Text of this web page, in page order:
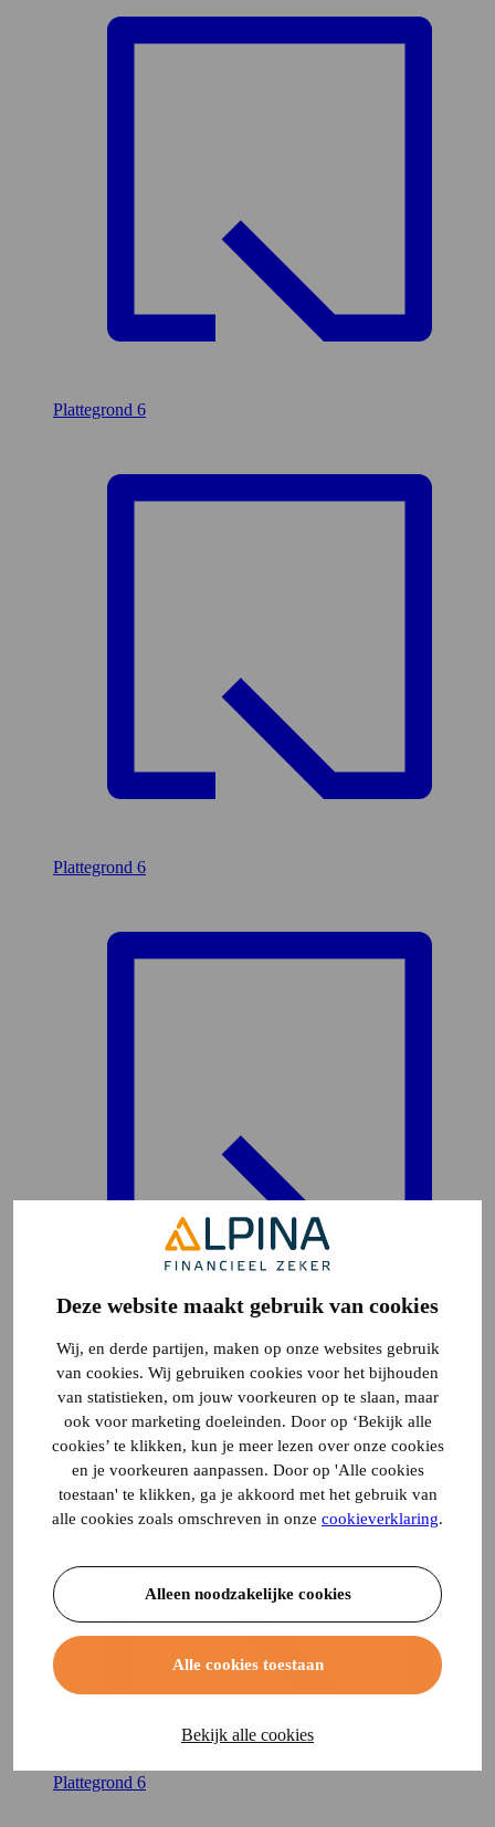
Deze website maakt gebruik van cookies
Wij, en derde partijen, maken op onze websites gebruik
van cookies. Wij gebruiken cookies voor het bijhouden
van statistieken, om jouw voorkeuren op te slaan, maar
ook voor marketing doeleinden. Door op ‘Bekijk alle
cookies’ te klikken, kun je meer lezen over onze cookies
en je voorkeuren aanpassen. Door op 'Alle cookies
toestaan' te klikken, ga je akkoord met het gebruik van
alle cookies zoals omschreven in onze cookieverklaring.
Alleen noodzakelijke cookies
Alle cookies toestaan
Bekijk alle cookies
Plattegrond 6
Plattegrond 6
Plattegrond 6